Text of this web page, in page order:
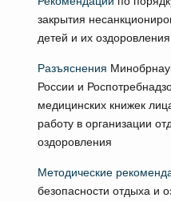
закрытия
детей и их оздоровления
Разъяснения
России и
медицинских книжек
работу в организации
оздоровления
Методические
безопасности отдыха и